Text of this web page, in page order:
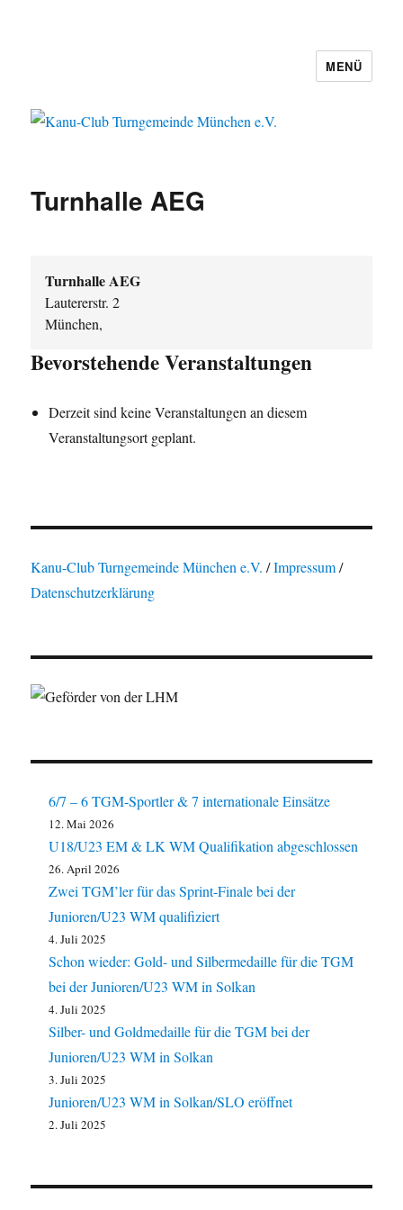
Kanu-Club Turngemeinde München
e.V.
MENÜ
Turnhalle AEG
Turnhalle AEG
Lautererstr. 2
München,
Bevorstehende Veranstaltungen
Derzeit sind keine Veranstaltungen an diesem
Veranstaltungsort geplant.
Kanu-Club Turngemeinde München e.V. /Impressum/
Datenschutzerklärung
6/7 – 6 TGM-Sportler & 7 internationale Einsätze
12. Mai 2026
U18/U23 EM & LK WM Qualifikation abgeschlossen
26. April 2026
Zwei TGM’ler für das Sprint-Finale bei der
Junioren/U23 WM qualifiziert
4. Juli 2025
Schon wieder: Gold- und Silbermedaille für die TGM
bei der Junioren/U23 WM in Solkan
4. Juli 2025
Silber- und Goldmedaille für die TGM bei der
Junioren/U23 WM in Solkan
3. Juli 2025
Junioren/U23 WM in Solkan/SLO eröffnet
2. Juli 2025